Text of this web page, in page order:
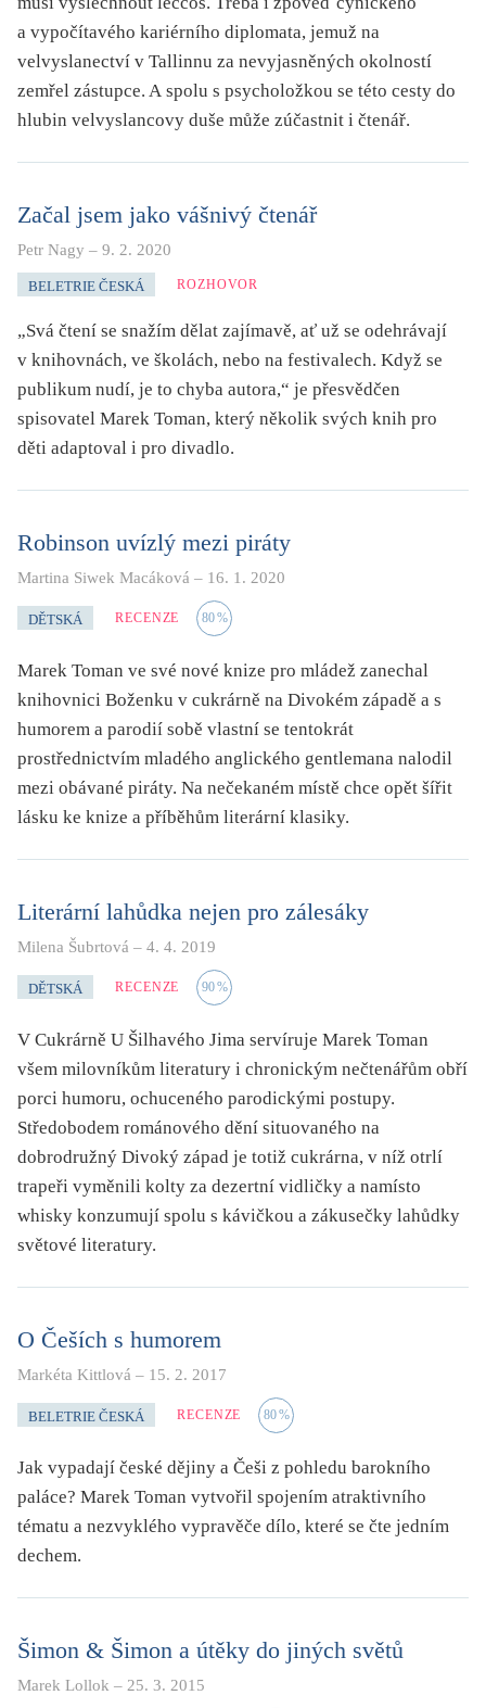
a vypočítavého kariérního diplomata, jemuž na
velvyslanectví v Tallinnu za nevyjasněných okolností
zemřel zástupce. A spolu s psycholožkou se této cesty do
hlubin velvyslancovy duše může zúčastnit i čtenář.
Začal jsem jako vášnivý čtenář
Petr Nagy – 9. 2. 2020
BELETRIE ČESKÁ ROZHOVOR
„Svá čtení se snažím dělat zajímavě, ať už se odehrávají
v knihovnách, ve školách, nebo na festivalech. Když se
publikum nudí, je to chyba autora,“ je přesvědčen
spisovatel Marek Toman, který několik svých knih pro
děti adaptoval i pro divadlo.
Robinson uvízlý mezi piráty
Martina Siwek Macáková – 16. 1. 2020
DĚTSKÁ RECENZE 80%
Marek Toman ve své nové knize pro mládež zanechal
knihovnici Boženku v cukrárně na Divokém západě a s
humorem a parodií sobě vlastní se tentokrát
prostřednictvím mladého anglického gentlemana nalodil
mezi obávané piráty. Na nečekaném místě chce opět šířit
lásku ke knize a příběhům literární klasiky.
Literární lahůdka nejen pro zálesáky
Milena Šubrtová – 4. 4. 2019
DĚTSKÁ RECENZE 90%
V Cukrárně U Šilhavého Jima servíruje Marek Toman
všem milovníkům literatury i chronickým nečtenářům obří
porci humoru, ochuceného parodickými postupy.
Středobodem románového dění situovaného na
dobrodružný Divoký západ je totiž cukrárna, v níž otrlí
trapeři vyměnili kolty za dezertní vidličky a namísto
whisky konzumují spolu s kávičkou a zákusečky lahůdky
světové literatury.
O Češích s humorem
Markéta Kittlová – 15. 2. 2017
BELETRIE ČESKÁ RECENZE 80%
Jak vypadají české dějiny a Češi z pohledu barokního
paláce? Marek Toman vytvořil spojením atraktivního
tématu a nezvyklého vypravěče dílo, které se čte jedním
dechem.
Šimon & Šimon a útěky do jiných světů
Marek Lollok – 25. 3. 2015